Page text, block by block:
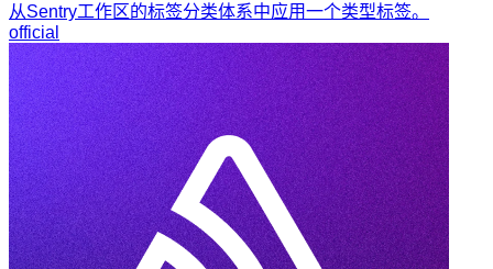
从Sentry工作区的标签分类体系中应用一个类型标签。
official